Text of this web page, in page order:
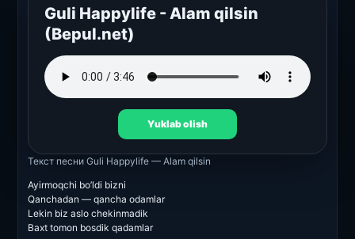
Guli Happylife - Alam qilsin
(Bepul.net)
Yuklab olish
Текст песни Guli Happylife — Alam qilsin
Ayirmoqchi bo’ldi bizni
Qanchadan — qancha odamlar
Lekin biz aslo chekinmadik
Baxt tomon bosdik qadamlar